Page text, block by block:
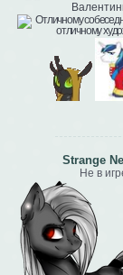
Strange
Не в